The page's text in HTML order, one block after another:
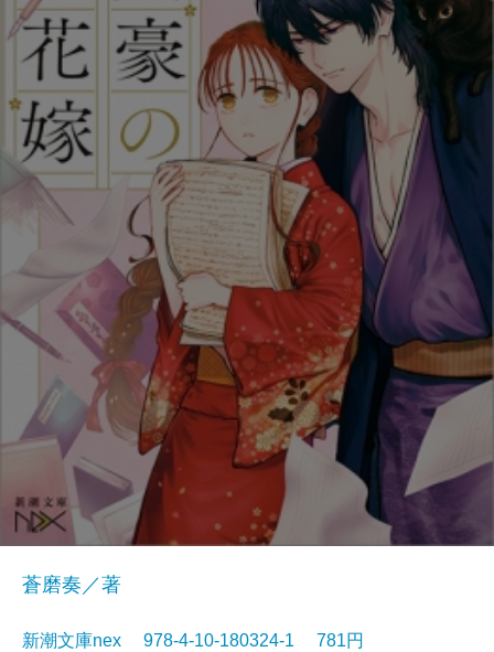
蒼磨奏／著
新潮文庫nex 978-4-10-180324-1 781円